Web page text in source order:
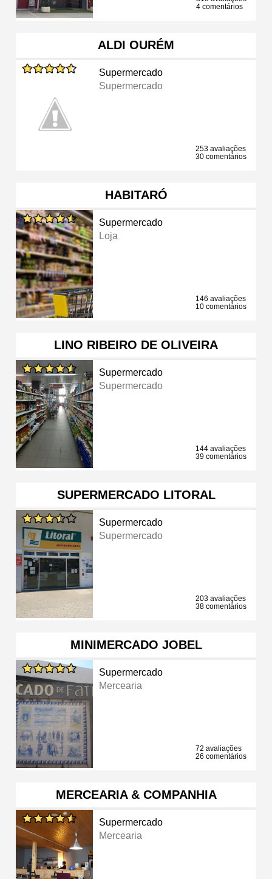
4 comentários
ALDI OURÉM
Supermercado
Supermercado
253 avaliações
30 comentários
HABITARÓ
Supermercado
Loja
146 avaliações
10 comentários
LINO RIBEIRO DE OLIVEIRA
Supermercado
Supermercado
144 avaliações
39 comentários
SUPERMERCADO LITORAL
Supermercado
Supermercado
203 avaliações
38 comentários
MINIMERCADO JOBEL
Supermercado
Mercearia
72 avaliações
26 comentários
MERCEARIA & COMPANHIA
Supermercado
Mercearia